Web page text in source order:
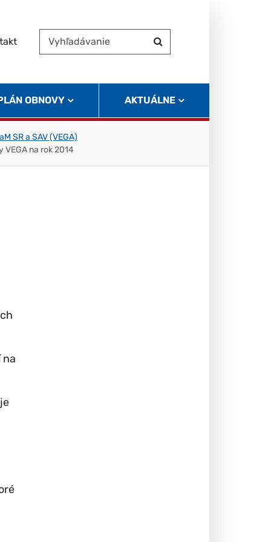
Vyhľadávanie
Hľadať
OBNOVY AKTUÁLNE
SR a SAV (VEGA)
na rok 2014
na